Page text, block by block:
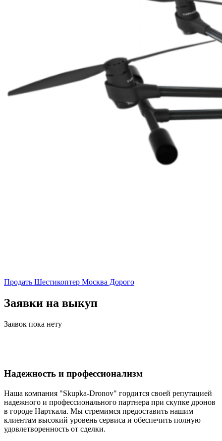
Продать Шестикоптер Москва Дорого
Заявки на выкуп
Заявок пока нету
Надежность и профессионализм
Наша компания "Skupka-Dronov" гордится своей репутацией
надежного и профессионального партнера при скупке дронов
в городе Нарткала. Мы стремимся предоставить нашим
клиентам высокий уровень сервиса и обеспечить полную
удовлетворенность от сделки.